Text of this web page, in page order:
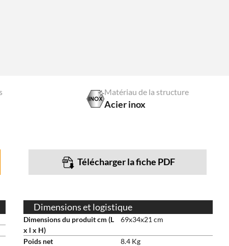
Matériau de la structure
Acier inox
Télécharger la fiche PDF
Dimensions et logistique
Dimensions du produit cm (L
x l x H)
69x34x21 cm
Poids net
8.4 Kg